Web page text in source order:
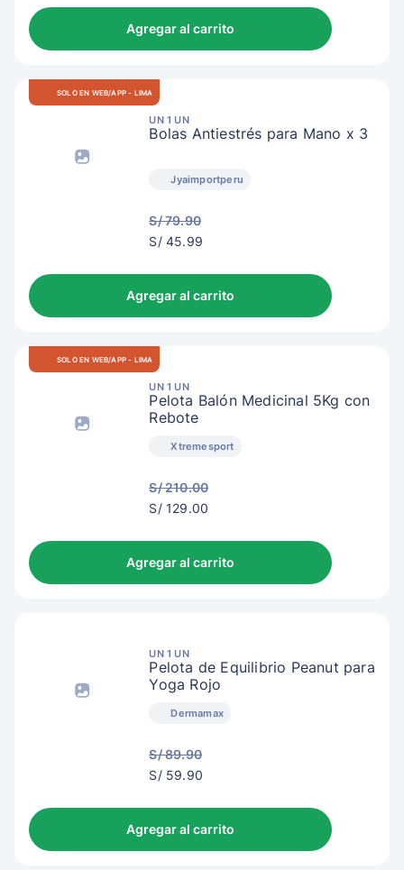
Agregar al carrito
SOLO EN WEB/APP - LIMA
UN 1 UN
Bolas Antiestrés para Mano x 3
Jyaimportperu
S/ 79.90
S/
S/ 45.99
Agregar al carrito
SOLO EN WEB/APP - LIMA
UN 1 UN
Pelota Balón Medicinal 5Kg con
Rebote
Xtremesport
S/ 210.00
S/
S/ 129.00
Agregar al carrito
UN 1 UN
Pelota de Equilibrio Peanut para
Yoga Rojo
Dermamax
S/ 89.90
S/
S/ 59.90
Agregar al carrito